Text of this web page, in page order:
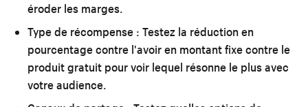
éroder les marges.
Type de récompense : Testez la réduction en
pourcentage contre l'avoir en montant fixe contre le
produit gratuit pour voir lequel résonne le plus avec
votre audience.